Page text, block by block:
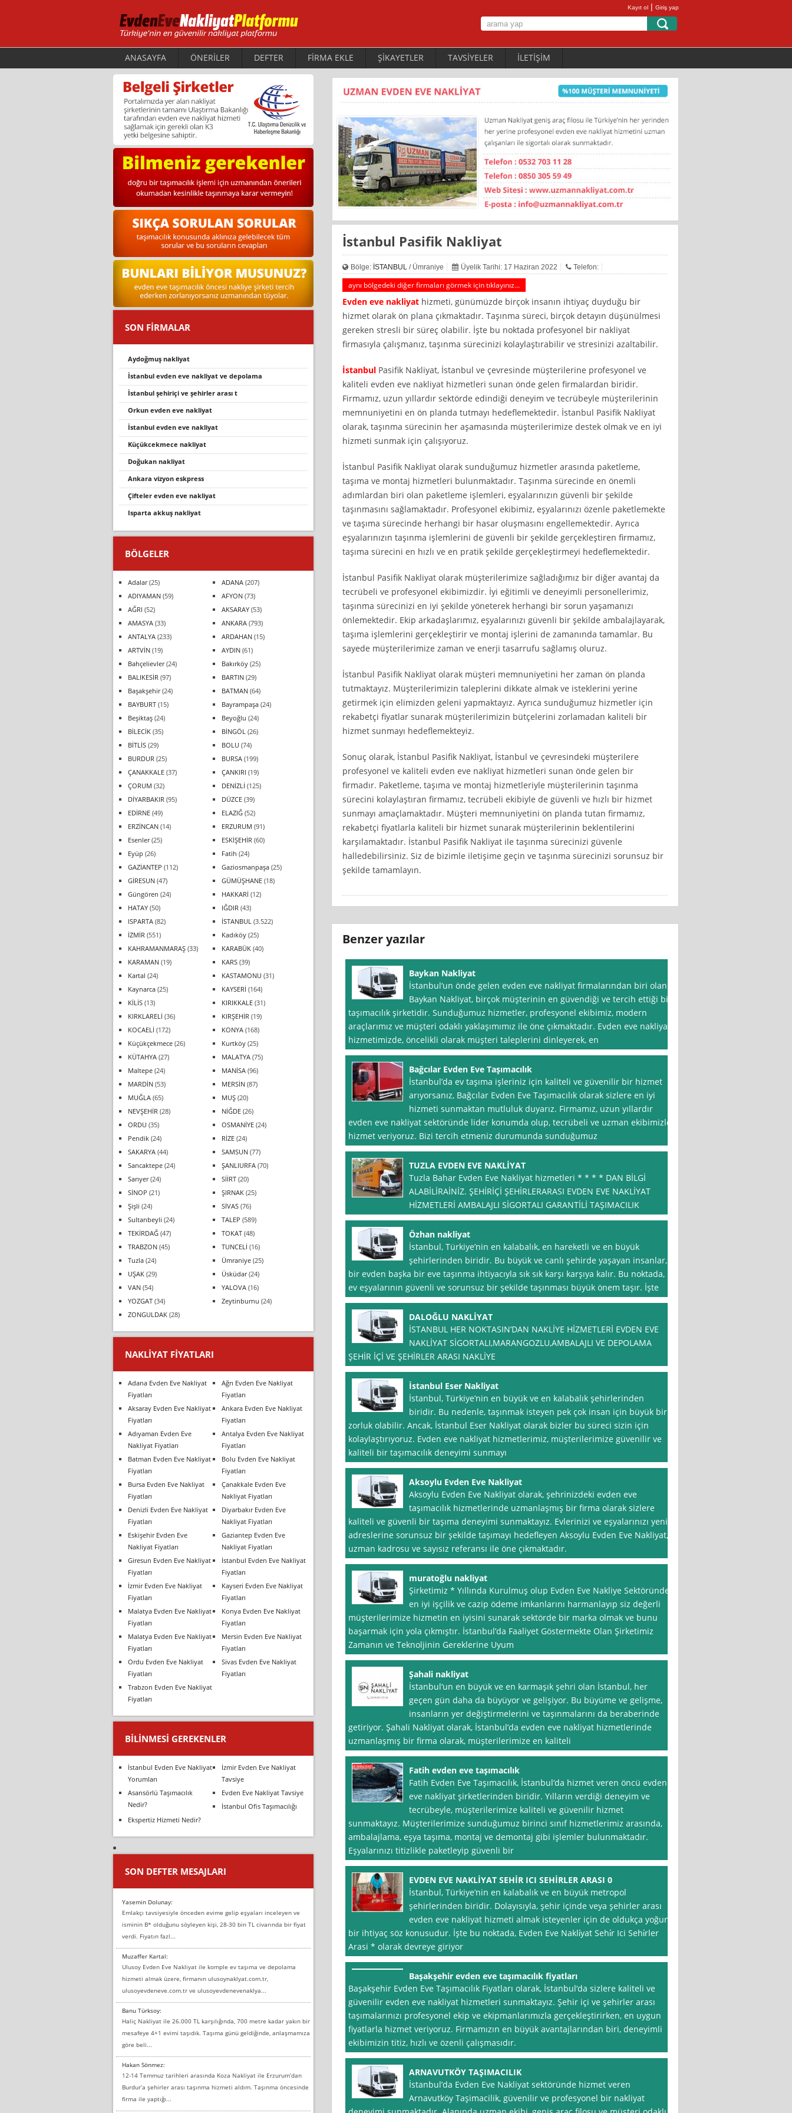
Kayıt ol | Giriş yap
ANASAYFA ÖNERİLER DEFTER FİRMA EKLE ŞİKAYETLER TAVSİYELER İLETİŞİM
İstanbul Pasifik Nakliyat
Bölge: İSTANBUL/ Ümraniye Üyelik Tarihi: 17 Haziran 2022 Telefon:
aynı bölgedeki diğer firmaları görmek için tıklayınız...
Evden eve nakliyathizmeti, günümüzde birçok insanın ihtiyaç duyduğu bir
hizmet olarak ön plana çıkmaktadır. Taşınma süreci, birçok detayın düşünülmesi
gereken stresli bir süreç olabilir. İşte bu noktada profesyonel bir nakliyat
firmasıyla çalışmanız, taşınma sürecinizi kolaylaştırabilir ve stresinizi azaltabilir.
İstanbulPasifik Nakliyat, İstanbul ve çevresinde müşterilerine profesyonel ve
kaliteli evden eve nakliyat hizmetleri sunan önde gelen firmalardan biridir.
Firmamız, uzun yıllardır sektörde edindiği deneyim ve tecrübeyle müşterilerinin
memnuniyetini en ön planda tutmayı hedeflemektedir. İstanbul Pasifik Nakliyat
olarak, taşınma sürecinin her aşamasında müşterilerimize destek olmak ve en iyi
hizmeti sunmak için çalışıyoruz.
İstanbul Pasifik Nakliyat olarak sunduğumuz hizmetler arasında paketleme,
taşıma ve montaj hizmetleri bulunmaktadır. Taşınma sürecinde en önemli
adımlardan biri olan paketleme işlemleri, eşyalarınızın güvenli bir şekilde
taşınmasını sağlamaktadır. Profesyonel ekibimiz, eşyalarınızı özenle paketlemekte
ve taşıma sürecinde herhangi bir hasar oluşmasını engellemektedir. Ayrıca
eşyalarınızın taşınma işlemlerini de güvenli bir şekilde gerçekleştiren firmamız,
taşıma sürecini en hızlı ve en pratik şekilde gerçekleştirmeyi hedeflemektedir.
İstanbul Pasifik Nakliyat olarak müşterilerimize sağladığımız bir diğer avantaj da
tecrübeli ve profesyonel ekibimizdir. İyi eğitimli ve deneyimli personellerimiz,
taşınma sürecinizi en iyi şekilde yöneterek herhangi bir sorun yaşamanızı
önlemektedir. Ekip arkadaşlarımız, eşyalarınızı güvenli bir şekilde ambalajlayarak,
taşıma işlemlerini gerçekleştirir ve montaj işlerini de zamanında tamamlar. Bu
sayede müşterilerimize zaman ve enerji tasarrufu sağlamış oluruz.
İstanbul Pasifik Nakliyat olarak müşteri memnuniyetini her zaman ön planda
tutmaktayız. Müşterilerimizin taleplerini dikkate almak ve isteklerini yerine
getirmek için elimizden geleni yapmaktayız. Ayrıca sunduğumuz hizmetler için
rekabetçi fiyatlar sunarak müşterilerimizin bütçelerini zorlamadan kaliteli bir
hizmet sunmayı hedeflemekteyiz.
Sonuç olarak, İstanbul Pasifik Nakliyat, İstanbul ve çevresindeki müşterilere
profesyonel ve kaliteli evden eve nakliyat hizmetleri sunan önde gelen bir
firmadır. Paketleme, taşıma ve montaj hizmetleriyle müşterilerinin taşınma
sürecini kolaylaştıran firmamız, tecrübeli ekibiyle de güvenli ve hızlı bir hizmet
sunmayı amaçlamaktadır. Müşteri memnuniyetini ön planda tutan firmamız,
rekabetçi fiyatlarla kaliteli bir hizmet sunarak müşterilerinin beklentilerini
karşılamaktadır. İstanbul Pasifik Nakliyat ile taşınma sürecinizi güvenle
halledebilirsiniz. Siz de bizimle iletişime geçin ve taşınma sürecinizi sorunsuz bir
şekilde tamamlayın.
Benzer yazılar
Baykan Nakliyat
İstanbul‘un önde gelen evden eve nakliyat firmalarından biri olan
Baykan Nakliyat, birçok müşterinin en güvendiği ve tercih ettiği bir
taşımacılık şirketidir. Sunduğumuz hizmetler, profesyonel ekibimiz, modern
araçlarımız ve müşteri odaklı yaklaşımımız ile öne çıkmaktadır. Evden eve nakliyat
hizmetimizde, öncelikli olarak müşteri taleplerini dinleyerek, en
Bağcılar Evden Eve Taşımacılık
İstanbul’da ev taşıma işleriniz için kaliteli ve güvenilir bir hizmet
arıyorsanız, Bağcılar Evden Eve Taşımacılık olarak sizlere en iyi
hizmeti sunmaktan mutluluk duyarız. Firmamız, uzun yıllardır
evden eve nakliyat sektöründe lider konumda olup, tecrübeli ve uzman ekibimizle
hizmet veriyoruz. Bizi tercih etmeniz durumunda sunduğumuz
TUZLA EVDEN EVE NAKLİYAT
Tuzla Bahar Evden Eve Nakliyat hizmetleri * * * * DAN BİLGİ
ALABİLİRAİNİZ. ŞEHİRİÇİ ŞEHİRLERARASI EVDEN EVE NAKLİYAT
HİZMETLERİ AMBALAJLI SİGORTALI GARANTİLİ TAŞIMACILIK
Özhan nakliyat
İstanbul, Türkiye’nin en kalabalık, en hareketli ve en büyük
şehirlerinden biridir. Bu büyük ve canlı şehirde yaşayan insanlar,
bir evden başka bir eve taşınma ihtiyacıyla sık sık karşı karşıya kalır. Bu noktada,
ev eşyalarının güvenli ve sorunsuz bir şekilde taşınması büyük önem taşır. İşte
DALOĞLU NAKLİYAT
İSTANBUL HER NOKTASIN’DAN NAKLİYE HİZMETLERİ EVDEN EVE
NAKLİYAT SİGORTALI,MARANGOZLU,AMBALAJLI VE DEPOLAMA
ŞEHİR İÇİ VE ŞEHİRLER ARASI NAKLİYE
İstanbul Eser Nakliyat
İstanbul, Türkiye’nin en büyük ve en kalabalık şehirlerinden
biridir. Bu nedenle, taşınmak isteyen pek çok insan için büyük bir
zorluk olabilir. Ancak, İstanbul Eser Nakliyat olarak bizler bu süreci sizin için
kolaylaştırıyoruz. Evden eve nakliyat hizmetlerimiz, müşterilerimize güvenilir ve
kaliteli bir taşımacılık deneyimi sunmayı
Aksoylu Evden Eve Nakliyat
Aksoylu Evden Eve Nakliyat olarak, şehrinizdeki evden eve
taşımacılık hizmetlerinde uzmanlaşmış bir firma olarak sizlere
kaliteli ve güvenli bir taşıma deneyimi sunmaktayız. Evlerinizi ve eşyalarınızı yeni
adreslerine sorunsuz bir şekilde taşımayı hedefleyen Aksoylu Evden Eve Nakliyat,
uzman kadrosu ve sayısız referansı ile öne çıkmaktadır.
muratoğlu nakliyat
Şirketimiz * Yıllında Kurulmuş olup Evden Eve Nakliye Sektöründe
en iyi işçilik ve cazip ödeme imkanlarını harmanlayıp siz değerli
müşterilerimize hizmetin en iyisini sunarak sektörde bir marka olmak ve bunu
başarmak için yola çıkmıştır. İstanbul’da Faaliyet Göstermekte Olan Şirketimiz
Zamanın ve Teknoljinin Gereklerine Uyum
Şahali nakliyat
İstanbul‘un en büyük ve en karmaşık şehri olan İstanbul, her
geçen gün daha da büyüyor ve gelişiyor. Bu büyüme ve gelişme,
insanların yer değiştirmelerini ve taşınmalarını da beraberinde
getiriyor. Şahali Nakliyat olarak, İstanbul’da evden eve nakliyat hizmetlerinde
uzmanlaşmış bir firma olarak, müşterilerimize en kaliteli
Fatih evden eve taşımacılık
Fatih Evden Eve Taşımacılık, İstanbul‘da hizmet veren öncü evden
eve nakliyat şirketlerinden biridir. Yılların verdiği deneyim ve
tecrübeyle, müşterilerimize kaliteli ve güvenilir hizmet
sunmaktayız. Müşterilerimize sunduğumuz birinci sınıf hizmetlerimiz arasında,
ambalajlama, eşya taşıma, montaj ve demontaj gibi işlemler bulunmaktadır.
Eşyalarınızı titizlikle paketleyip güvenli bir
EVDEN EVE NAKLİYAT SEHİR ICI SEHİRLER ARASI 0
İstanbul, Türkiye’nin en kalabalık ve en büyük metropol
şehirlerinden biridir. Dolayısıyla, şehir içinde veya şehirler arası
evden eve nakliyat hizmeti almak isteyenler için de oldukça yoğun
bir ihtiyaç söz konusudur. İşte bu noktada, Evden Eve Nakli̇yat Sehi̇r Ici Sehi̇rler
Arasi * olarak devreye giriyor
Başakşehir evden eve taşımacılık fiyatları
Başakşehir Evden Eve Taşımacılık Fiyatları olarak, İstanbul‘da sizlere kaliteli ve
güvenilir evden eve nakliyat hizmetleri sunmaktayız. Şehir içi ve şehirler arası
taşımalarınızı profesyonel ekip ve ekipmanlarımızla gerçekleştirirken, en uygun
fiyatlarla hizmet veriyoruz. Firmamızın en büyük avantajlarından biri, deneyimli
ekibimizin titiz, hızlı ve özenli çalışmasıdır.
ARNAVUTKÖY TAŞIMACILIK
İstanbul’da Evden Eve Nakliyat sektöründe hizmet veren
Arnavutköy Taşimacilik, güvenilir ve profesyonel bir nakliyat
SON FİRMALAR
aydoğmuş nakliyat
i̇stanbul evden eve nakli̇yat ve depolama
i̇stanbul şehi̇ri̇çi̇ ve şehi̇rler arasi t
orkun evden eve nakliyat
i̇stanbul evden eve nakli̇yat
küçükcekmece nakliyat
doğukan nakliyat
ankara vizyon eskpress
çi̇fteler evden eve nakli̇yat
isparta akkuş nakli̇yat
BÖLGELER
Adalar(25) ADANA (207)
ADIYAMAN (59) AFYON (73)
AĞRI (52) AKSARAY (53)
AMASYA (33) ANKARA (793)
ANTALYA (233) ARDAHAN (15)
ARTVİN (19) AYDIN (61)
Bahçelievler(24) Bakırköy (25)
BALIKESİR (97) BARTIN (29)
Başakşehir(24) BATMAN (64)
BAYBURT (15) Bayrampaşa (24)
Beşiktaş (24) Beyoğlu (24)
BİLECİK (35) BİNGÖL (26)
BİTLİS (29) BOLU (74)
BURDUR (25) BURSA (199)
ÇANAKKALE (37) ÇANKIRI (19)
ÇORUM (32) DENİZLİ (125)
DİYARBAKIR (95) DÜZCE (39)
EDİRNE (49) ELAZIĞ (52)
ERZİNCAN (14) ERZURUM (91)
Esenler(25) ESKİŞEHİR (60)
Eyüp (26) Fatih (24)
GAZİANTEP (112) Gaziosmanpaşa (25)
GİRESUN (47) GÜMÜŞHANE (18)
Güngören (24) HAKKARİ (12)
HATAY (50) IĞDIR (43)
ISPARTA (82) İSTANBUL (3.522)
İZMİR (551) Kadıköy (25)
KAHRAMANMARAŞ (33) KARABÜK (40)
KARAMAN (19) KARS (39)
Kartal (24) KASTAMONU (31)
Kaynarca (25) KAYSERİ (164)
KİLİS (13) KIRIKKALE (31)
KIRKLARELİ (36) KIRŞEHİR (19)
KOCAELİ (172) KONYA (168)
Küçükçekmece (26) Kurtköy (25)
KÜTAHYA (27) MALATYA (75)
Maltepe (24) MANİSA (96)
MARDİN (53) MERSİN (87)
MUĞLA (65) MUŞ (20)
NEVŞEHİR (28) NİĞDE (26)
ORDU (35) OSMANİYE (24)
Pendik (24) RİZE (24)
SAKARYA (44) SAMSUN (77)
Sancaktepe (24) ŞANLIURFA (70)
Sarıyer(24) SİİRT (20)
SİNOP (21) ŞIRNAK (25)
Şişli (24) SİVAS (76)
Sultanbeyli (24) TALEP (589)
TEKİRDAĞ (47) TOKAT (48)
TRABZON (45) TUNCELİ (16)
Tuzla (24) Ümraniye (25)
UŞAK (29) Üsküdar(24)
VAN (54) YALOVA (16)
YOZGAT (34) Zeytinburnu (24)
ZONGULDAK (28)
NAKLIYAT FIYATLARI
Adana Evden Eve Nakliyat
Fiyatları
Ağrı Evden Eve Nakliyat
Fiyatları
Aksaray Evden Eve Nakliyat
Fiyatları
Ankara Evden Eve Nakliyat
Fiyatları
Adıyaman Evden Eve
Nakliyat Fiyatları
Antalya Evden Eve Nakliyat
Fiyatları
Batman Evden Eve Nakliyat
Fiyatları
Bolu Evden Eve Nakliyat
Fiyatları
Bursa Evden Eve Nakliyat
Fiyatları
Çanakkale Evden Eve
Nakliyat Fiyatları
Denizli Evden Eve Nakliyat
Fiyatları
Diyarbakır Evden Eve
Nakliyat Fiyatları
Eskişehir Evden Eve
Nakliyat Fiyatları
Gaziantep Evden Eve
Nakliyat Fiyatları
Giresun Evden Eve Nakliyat
Fiyatları
İstanbul Evden Eve Nakliyat
Fiyatları
İzmir Evden Eve Nakliyat
Fiyatları
Kayseri Evden Eve Nakliyat
Fiyatları
Malatya Evden Eve Nakliyat
Fiyatları
Konya Evden Eve Nakliyat
Fiyatları
Malatya Evden Eve Nakliyat
Fiyatları
Mersin Evden Eve Nakliyat
Fiyatları
Ordu Evden Eve Nakliyat
Fiyatları
Sivas Evden Eve Nakliyat
Fiyatları
Trabzon Evden Eve Nakliyat
Fiyatları
BILINMESI GEREKENLER
İstanbul Evden Eve Nakliyat
Yorumları
İzmir Evden Eve Nakliyat
Tavsiye
Asansörlü Taşımacılık
Nedir?
Evden Eve Nakliyat Tavsiye
İstanbul Ofis Taşımacılığı
Ekspertiz Hizmeti Nedir?
SON DEFTER MESAJLARI
Yasemin Dolunay:
Emlakçı tavsiyesiyle önceden evime gelip eşyaları inceleyen ve
isminin B* olduğunu söyleyen kişi, 28-30 bin TL civarında bir fiyat
verdi. Fiyatın fazl...
Muzaffer Kartal:
Ulusoy Evden Eve Nakliyat ile komple ev taşıma ve depolama
hizmeti almak üzere, firmanın ulusoynaklyat.com.tr,
ulusoyevdeneve.com.tr ve ulusoyevdenevenaklya...
Banu Türksoy:
Haliç Nakliyat ile 26.000 TL karşılığında, 700 metre kadar yakın bir
mesafeye 4+1 evimi taşıdık. Taşıma günü geldiğinde, anlaşmamıza
göre beli...
Hakan Sönmez:
12-14 Temmuz tarihleri arasında Koza Nakliyat ile Erzurum’dan
Burdur’a şehirler arası taşınma hizmeti aldım. Taşınma öncesinde
firma ile yaptığı...